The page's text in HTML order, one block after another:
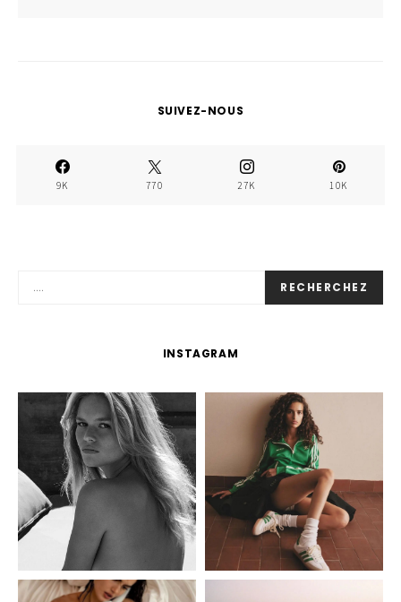
SUIVEZ-NOUS
9K 770 27K 10K
RECHERCHEZ
INSTAGRAM